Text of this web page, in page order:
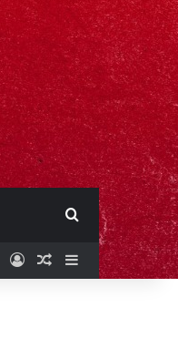
Buscar por
AccesoPublicación al
Barra lateral